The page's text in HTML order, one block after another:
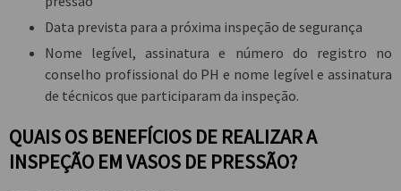
Data prevista para a próxima inspeção de segurança
Nome legível, assinatura e número do registro no
conselho profissional do PH e nome legível e assinatura
de técnicos que participaram da inspeção.
QUAIS OS BENEFÍCIOS DE REALIZAR A
INSPEÇÃO EM VASOS DE PRESSÃO?